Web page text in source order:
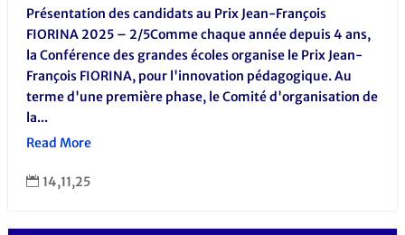
Présentation des candidats au Prix Jean-François
FIORINA 2025 – 2/5Comme chaque année depuis 4 ans,
la Conférence des grandes écoles organise le Prix Jean-
François FIORINA, pour l'innovation pédagogique. Au
terme d'une première phase, le Comité d'organisation de
la...
Read More
 14,11,25